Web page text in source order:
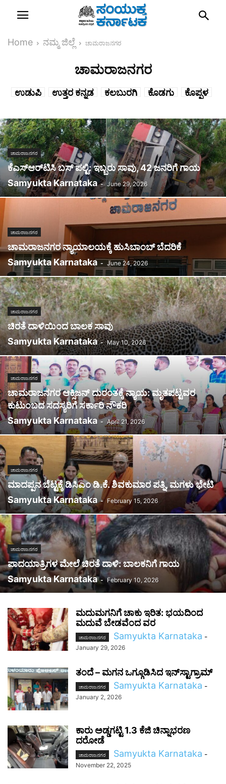
Home ನಮ್ಮ ಜಿಲ್ಲೆ ಚಾಮರಾಜನಗರ
ಚಾಮರಾಜನಗರ
ಉಡುಪಿ ಉತ್ತರ ಕನ್ನಡ ಕಲಬುರಗಿ ಕೊಡಗು
ಕೊಪ್ಪಳ
ಚಿಕ್ಕಮಗಳೂರು
ಚಿತ್ರದುರ್ಗ ತುಮಕೂರು
ದಕ್ಷಿಣ ಕನ್ನಡ
ದಾವಣಗೆರೆ
ಧಾರವಾಡ ಬಳ್ಳಾರಿ
ಬಾಗಲಕೋಟೆ
ಬೀದರ್
ಬೆಂಗಳೂರು
ಬೆಂಗಳೂರು ಗ್ರಾಮಾಂತರ
ಬೆಳಗಾವಿ
ಮಂಡ್ಯ ಮೈಸೂರು ಯಾದಗಿರಿ
ರಾಮನಗರ
ರಾಯಚೂರು
ವಿಜಯನಗರ ವಿಜಯಪುರ
ಶಿವಮೊಗ್ಗ
ಹಾವೇರಿ
ಹಾಸನ
ಚಾಮರಾಜನಗರ
ಕೆಎಸ್‌ಆರ್‌ಟಿಸಿ ಬಸ್ ಪಲ್ಟಿ: ಇಬ್ಬರು ಸಾವು, 42 ಜನರಿಗೆ ಗಾಯ
Samyukta Karnataka - June 29, 2026
ಚಾಮರಾಜನಗರ
ಚಾಮರಾಜನಗರ ನ್ಯಾಯಾಲಯಕ್ಕೆ ಹುಸಿಬಾಂಬ್ ಬೆದರಿಕೆ
Samyukta Karnataka - June 24, 2026
ಚಾಮರಾಜನಗರ
ಚಿರತೆ ದಾಳಿಯಿಂದ ಬಾಲಕ ಸಾವು
Samyukta Karnataka - May 10, 2026
ಚಾಮರಾಜನಗರ
ಚಾಮರಾಜನಗರ ಆಕ್ಸಿಜನ್ ದುರಂತಕ್ಕೆ ನ್ಯಾಯ: ಮೃತಪಟ್ಟವರ
ಕುಟುಂಬದ ಸದಸ್ಯರಿಗೆ ಸರ್ಕಾರಿ ನೌಕರಿ
Samyukta Karnataka - April 21, 2026
ಚಾಮರಾಜನಗರ
ಮಾದಪ್ಪನ ಬೆಟ್ಟಕ್ಕೆ ಡಿಸಿಎಂ ಡಿ.ಕೆ. ಶಿವಕುಮಾರ ಪತ್ನಿ, ಮಗಳು ಭೇಟಿ
Samyukta Karnataka - February 15, 2026
ಚಾಮರಾಜನಗರ
ಪಾದಯಾತ್ರಿಗಳ ಮೇಲೆ ಚಿರತೆ ದಾಳಿ: ಬಾಲಕನಿಗೆ ಗಾಯ
Samyukta Karnataka - February 10, 2026
ಮದುಮಗನಿಗೆ ಚಾಕು ಇರಿತ: ಭಯದಿಂದ
ಮದುವೆ ಬೇಡವೆಂದ ವರ
ಚಾಮರಾಜನಗರ Samyukta Karnataka -
January 29, 2026
ತಂದೆ – ಮಗನ ಒಗ್ಗೂಡಿಸಿದ ಇನ್‌ಸ್ಟಾಗ್ರಾಮ್
ಚಾಮರಾಜನಗರ Samyukta Karnataka -
January 2, 2026
ಕಾರು ಅಡ್ಡಗಟ್ಟಿ 1.3 ಕೆಜಿ ಚಿನ್ನಾಭರಣ
ದರೋಡೆ
ಚಾಮರಾಜನಗರ Samyukta Karnataka -
November 22, 2025